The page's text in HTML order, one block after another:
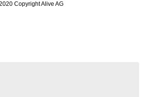
Copyright Alive AG